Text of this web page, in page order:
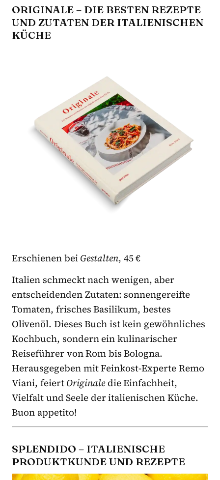
ORIGINALE – DIE BESTEN REZEPTE
UND ZUTATEN DER ITALIENISCHEN
KÜCHE
Erschienen beiGestalten, 45 €
Italien schmeckt nach wenigen, aber
entscheidenden Zutaten: sonnengereifte
Tomaten, frisches Basilikum, bestes
Olivenöl. Dieses Buch ist kein gewöhnliches
Kochbuch, sondern ein kulinarischer
Reiseführer von Rom bis Bologna.
Herausgegeben mit Feinkost-Experte Remo
Viani, feiertOriginaledie Einfachheit,
Vielfalt und Seele der italienischen Küche.
Buon appetito!
SPLENDIDO – ITALIENISCHE
PRODUKTKUNDE UND REZEPTE